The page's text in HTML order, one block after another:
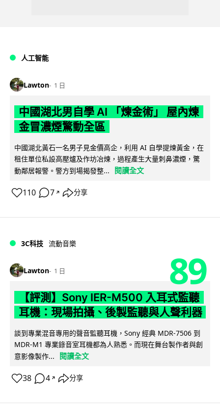
人工智能
Lawton 1 日
中國湖北男自學 AI 「煉金術」 屋內煉
金冒濃煙驚動全區
中國湖北黃石一名男子見金價高企，利用 AI 自學提煉黃金，在
租住單位私設高壓爐及作坊冶煉，過程產生大量刺鼻濃煙，驚
動鄰居報警。警方到場揭發整...
閱讀全文
110 7 ↗ 分享
3C科技 流動音樂
Lawton 1 日 89
【評測】Sony IER-M500 入耳式監聽
耳機：現場拍攝、後製監聽與人聲利器
談到專業混音專用的聲音監聽耳機，Sony 經典 MDR-7506 到
MDR-M1 專業錄音室耳機都為人熟悉。而現在舞台製作者與創
意影像製作...
閱讀全文
38 4 ↗ 分享